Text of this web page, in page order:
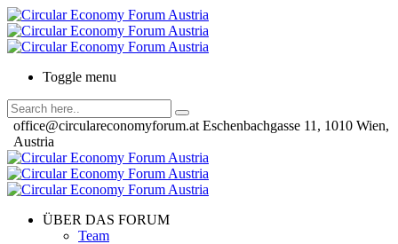
Toggle menu
office@circulareconomyforum.at Eschenbachgasse 11, 1010 Wien,
Austria
ÜBER DAS FORUM
Team